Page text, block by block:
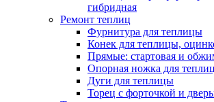
гибридная
Ремонт теплиц
Фурнитура для теплицы
Конек для теплицы,
Прямые: стартовая и
Опорная ножка для
Дуги для теплицы
Торец с форточкой и